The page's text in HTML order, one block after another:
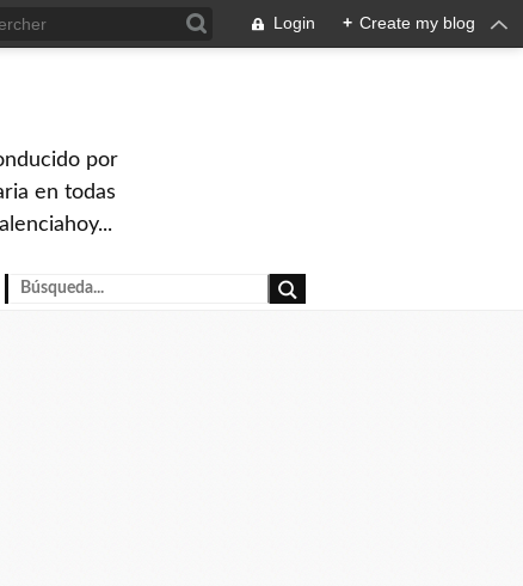
Login + Create my blog
por
en todas